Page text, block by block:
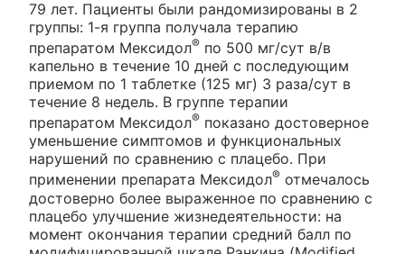
79 лет. Пациенты были рандомизированы в 2
группы: 1-я группа получала терапию
препаратом Мексидол® по 500 мг/сут в/в
капельно в течение 10 дней с последующим
приемом по 1 таблетке (125 мг) 3 раза/сут в
течение 8 недель. В группе терапии
препаратом Мексидол® показано достоверное
уменьшение симптомов и функциональных
нарушений по сравнению с плацебо. При
применении препарата Мексидол® отмечалось
достоверно более выраженное по сравнению с
плацебо улучшение жизнедеятельности: на
момент окончания терапии средний балл по